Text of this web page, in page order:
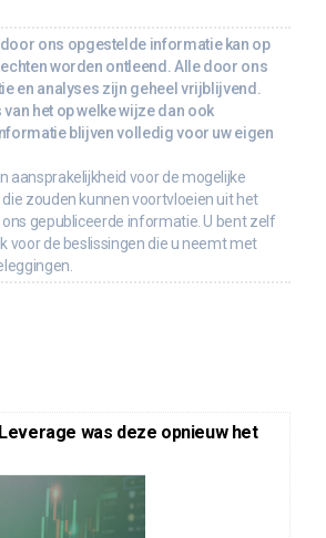
door ons opgestelde informatie kan op
worden ontleend. Alle door ons
en analyses zijn geheel vrijblijvend.
het op welke wijze dan ook
blijven volledig voor uw eigen
aansprakelijkheid voor de mogelijke
zouden kunnen voortvloeien uit het
gepubliceerde informatie. U bent zelf
voor de beslissingen die u neemt met
was deze opnieuw het